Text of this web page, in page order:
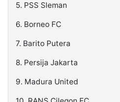
5. PSS Sleman
6. Borneo FC
7. Barito Putera
8. Persija Jakarta
9. Madura United